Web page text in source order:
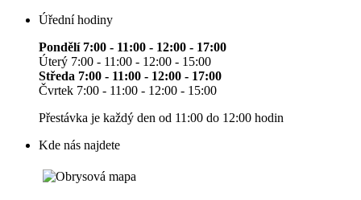
Úřední hodiny
Pondělí 7:00 - 11:00 - 12:00 - 17:00
Úterý 7:00 - 11:00 - 12:00 - 15:00
Středa 7:00 - 11:00 - 12:00 - 17:00
Čvrtek 7:00 - 11:00 - 12:00 - 15:00
Přestávka je každý den od 11:00 do 12:00 hodin
Kde nás najdete